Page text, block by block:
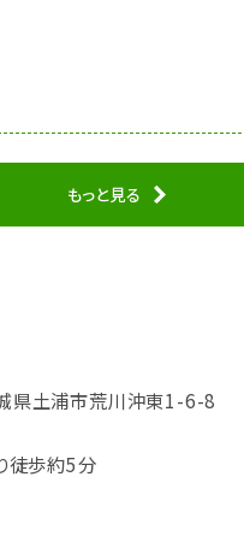
もっと見る
県土浦市荒川沖東1-6-8
徒歩約5分